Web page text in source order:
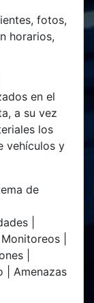
fotos,
horarios,
en el
a su vez
los
vehículos y
de
|
|
|
| Amenazas